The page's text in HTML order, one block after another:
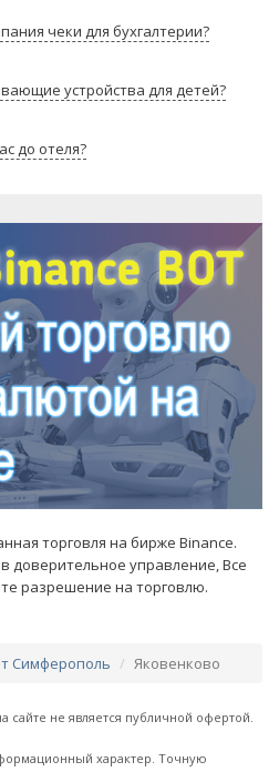
чеки для бухгалтерии?
устройства для детей?
до отеля?
торговля на бирже Binance.
доверительное управление, Все
разрешение на торговлю.
Симферополь Яковенково
сайте не является публичной офертой.
характер. Точную